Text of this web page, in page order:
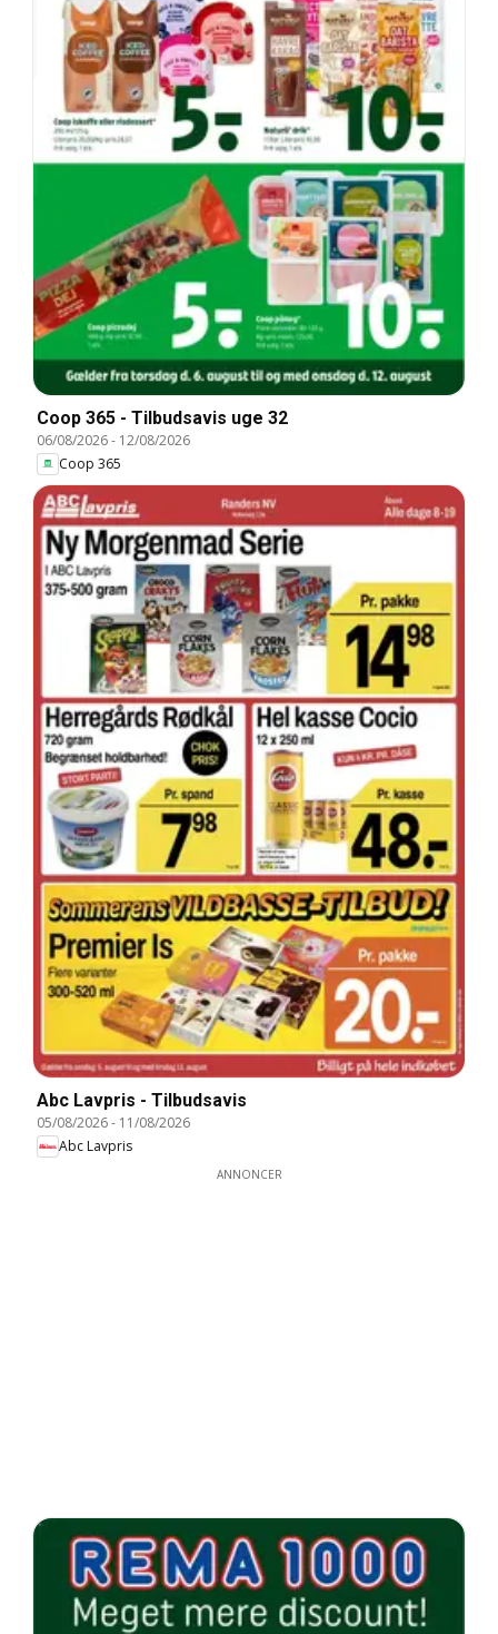
Coop 365 - Tilbudsavis uge 32
06/08/2026- 12/08/2026
Coop 365
Abc Lavpris - Tilbudsavis
05/08/2026- 11/08/2026
Abc Lavpris
ANNONCER